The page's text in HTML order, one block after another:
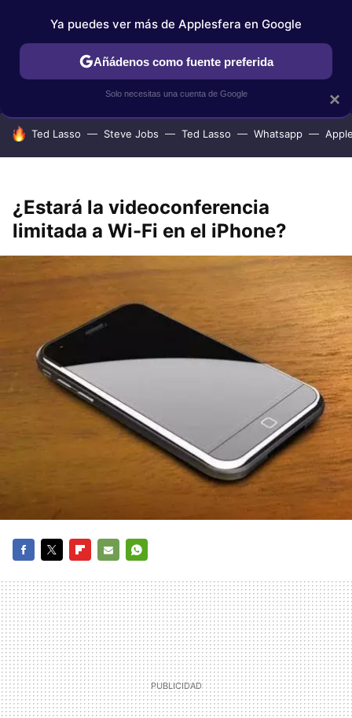
IPHONE TUTORIALES APPLESFERA SELECCIÓN
HOY SE HABLA DE
Ted Lasso Steve Jobs Ted Lasso Whatsapp
¿Estará la videoconferencia
limitada a Wi-Fi en el iPhone?
MAIL
×
Ya puedes ver más de Applesfera en Google
Añádenos como fuente preferida
Solo necesitas una cuenta de Google